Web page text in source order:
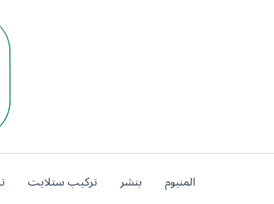
المنيوم بنشر تركيب ستلايت